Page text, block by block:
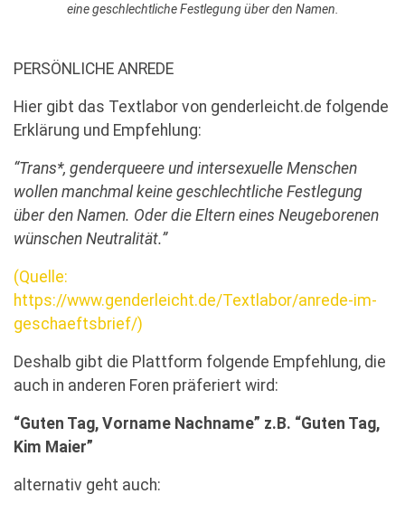
eine geschlechtliche Festlegung über den Namen.
PERSÖNLICHE ANREDE
Hier gibt das Textlabor von genderleicht.de folgende
Erklärung und Empfehlung:
“Trans*, genderqueere und intersexuelle Menschen
wollen manchmal keine geschlechtliche Festlegung
über den Namen. Oder die Eltern eines Neugeborenen
wünschen Neutralität.”
(Quelle:
https://www.genderleicht.de/Textlabor/anrede-im-
geschaeftsbrief/)
Deshalb gibt die Plattform folgende Empfehlung, die
auch in anderen Foren präferiert wird:
“Guten Tag, Vorname Nachname” z.B. “Guten Tag,
Kim Maier”
alternativ geht auch: